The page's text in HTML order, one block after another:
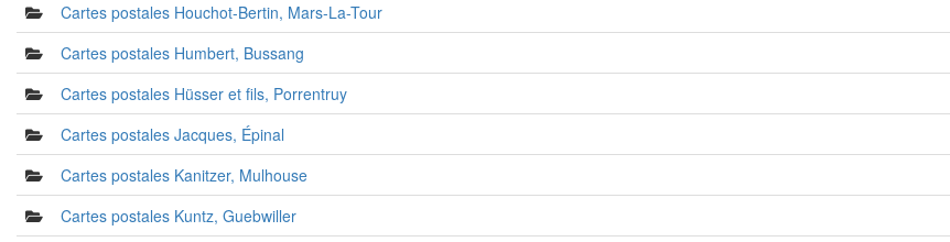
Cartes postales Houchot-Bertin, Mars-La-Tour
Cartes postales Humbert, Bussang
Cartes postales Hüsser et fils, Porrentruy
Cartes postales Jacques, Épinal
Cartes postales Kanitzer, Mulhouse
Cartes postales Kuntz, Guebwiller